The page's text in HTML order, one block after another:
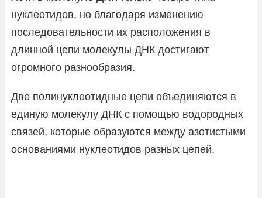
нуклеотидов, но благодаря изменению
последовательности их расположения в
длинной цепи молекулы ДНК достигают
огромного разнообразия.
Две полинуклеотидные цепи объединяются в
единую молекулу ДНК с помощью водородных
связей, которые образуются между азотистыми
основаниями нуклеотидов разных цепей.